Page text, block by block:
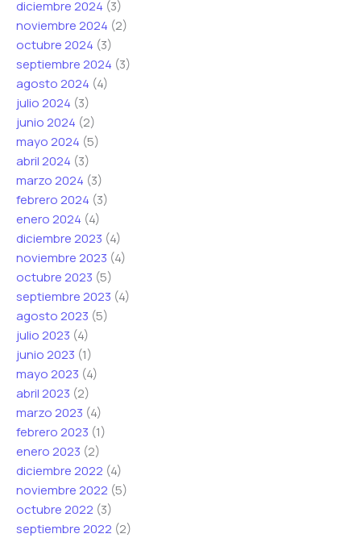
diciembre 2024 (3)
noviembre 2024 (2)
octubre 2024 (3)
septiembre 2024 (3)
agosto 2024 (4)
julio 2024 (3)
junio 2024 (2)
mayo 2024 (5)
abril 2024 (3)
marzo 2024 (3)
febrero 2024 (3)
enero 2024 (4)
diciembre 2023 (4)
noviembre 2023 (4)
octubre 2023 (5)
septiembre 2023 (4)
agosto 2023 (5)
julio 2023 (4)
junio 2023 (1)
mayo 2023 (4)
abril 2023 (2)
marzo 2023 (4)
febrero 2023 (1)
enero 2023 (2)
diciembre 2022 (4)
noviembre 2022 (5)
octubre 2022 (3)
septiembre 2022 (2)